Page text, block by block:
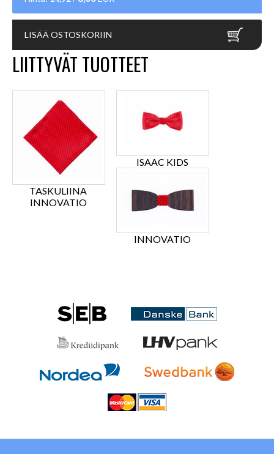
LISÄÄ OSTOSKORIIN
LIITTYVÄT TUOTTEET
TASKULIINA
INNOVATIO
ISAAC KIDS
INNOVATIO